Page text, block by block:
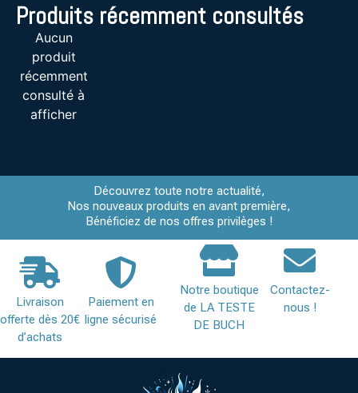
Produits récemment consultés
Aucun
produit
récemment
consulté à
afficher
Découvrez toute notre actualité,
Nos nouveaux produits en avant première,
Bénéficiez de nos offres privilèges !
Livraison
offerte dès 20€
d’achats
Paiement en
ligne sécurisé
Notre boutique
de LA TESTE
DE BUCH
Contactez-
nous !